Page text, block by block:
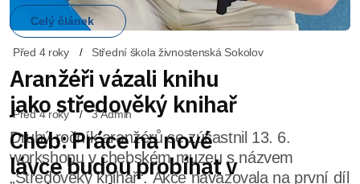
Před 4 roky Střední škola živnostenská Sokolov
Aranžéři vázali knihu
jako středověký knihař
Druhý ročník aranžérů se zúčastnil 13. 6.
workshopu v chebském muzeu s názvem
„Středověký knihař“. Akce navazovala na první díl